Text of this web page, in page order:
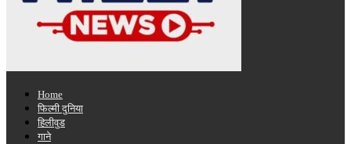
Home
फिल्मी दुनिया
हिलीवुड
गाने